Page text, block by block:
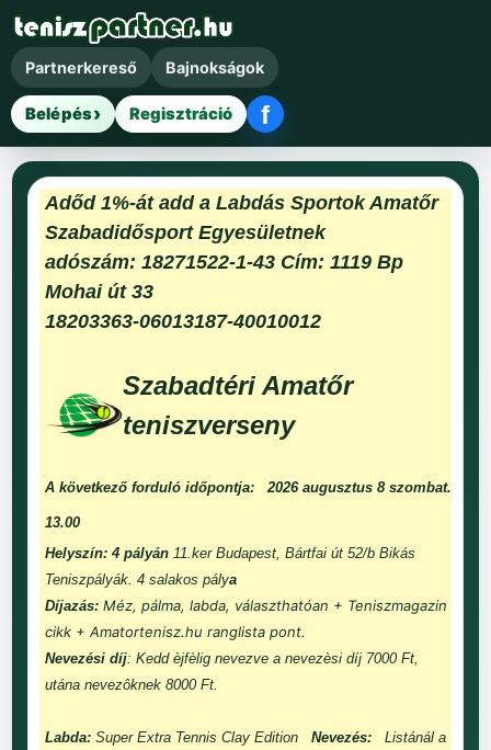
Partnerkereső Bajnokságok
Belépés Regisztráció fFacebook belépés
Adőd 1%-át add a Labdás Sportok Amatőr
Szabadidősport Egyesületnek
adószám: 18271522-1-43 Cím: 1119 Bp
Mohai út 33
18203363-06013187-40010012
Szabadtéri Amatőr
teniszverseny
A következő forduló időpontja: 2026 augusztus 8 szombat.
13.00
Helyszín: 4 pályán 11.ker Budapest, Bártfai út 52/b Bikás
Teniszpályák. 4 salakos pálya
Díjazás: Méz, pálma, labda, választhatóan + Teniszmagazin
cikk + Amatortenisz.hu ranglista pont.
Nevezési díj: Kedd èjfèlig nevezve a nevezèsi díj 7000 Ft,
utána nevezôknek 8000 Ft.
Labda: Super Extra Tennis Clay Edition Nevezés:
Listánál a